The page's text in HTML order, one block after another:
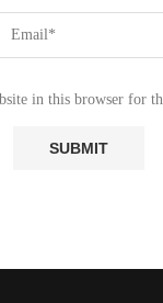
in this browser for